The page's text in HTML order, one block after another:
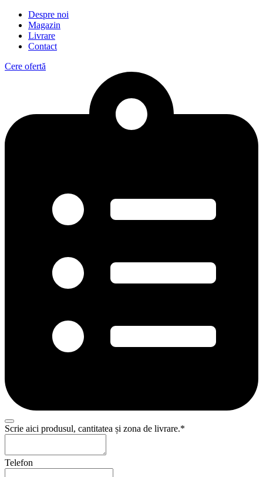
Despre noi
Magazin
Livrare
Contact
Cere ofertă
Scrie aici produsul, cantitatea și zona de livrare.*
Telefon